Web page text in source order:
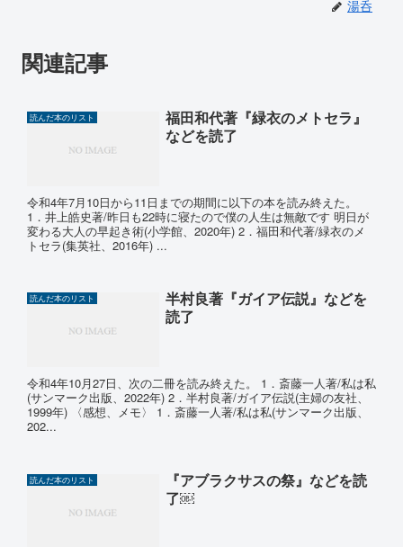
湯呑
関連記事
読んだ本のリスト
福田和代著『緑衣のメトセラ』
などを読了
令和4年7月10日から11日までの期間に以下の本を読み終えた。
1．井上皓史著/昨日も22時に寝たので僕の人生は無敵です 明日が
変わる大人の早起き術(小学館、2020年) 2．福田和代著/緑衣のメ
トセラ(集英社、2016年) ...
読んだ本のリスト
半村良著『ガイア伝説』などを
読了
令和4年10月27日、次の二冊を読み終えた。 1．斎藤一人著/私は私
(サンマーク出版、2022年) 2．半村良著/ガイア伝説(主婦の友社、
1999年) 〈感想、メモ〉 1．斎藤一人著/私は私(サンマーク出版、
202...
読んだ本のリスト
『アブラクサスの祭』などを読
了￼